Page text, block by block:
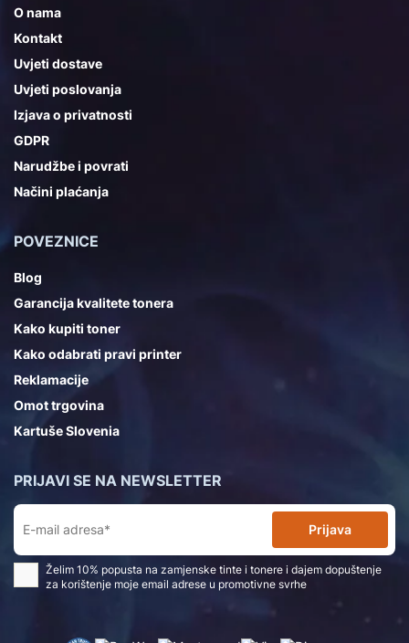
O nama
Kontakt
Uvjeti dostave
Uvjeti poslovanja
Izjava o privatnosti
GDPR
Narudžbe i povrati
Načini plaćanja
POVEZNICE
Blog
Garancija kvalitete tonera
Kako kupiti toner
Kako odabrati pravi printer
Reklamacije
Omot trgovina
Kartuše Slovenia
PRIJAVI SE NA NEWSLETTER
Prijava
Želim 10% popusta na zamjenske tinte i tonere i dajem dopuštenje
za korištenje moje email adrese u promotivne svrhe